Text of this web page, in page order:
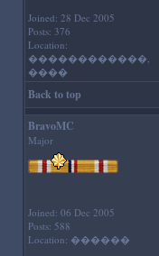
Joined: 28 Dec 2005
Posts: 376
Location:
������������,
����
Back to top
BravoMC
Major
Joined: 06 Dec 2005
Posts: 588
Location: ������